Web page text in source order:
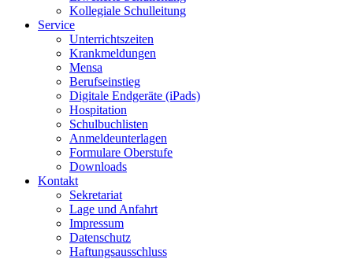
Kollegiale Schulleitung
Service
Unterrichtszeiten
Krankmeldungen
Mensa
Berufseinstieg
Digitale Endgeräte (iPads)
Hospitation
Schulbuchlisten
Anmeldeunterlagen
Formulare Oberstufe
Downloads
Kontakt
Sekretariat
Lage und Anfahrt
Impressum
Datenschutz
Haftungsausschluss